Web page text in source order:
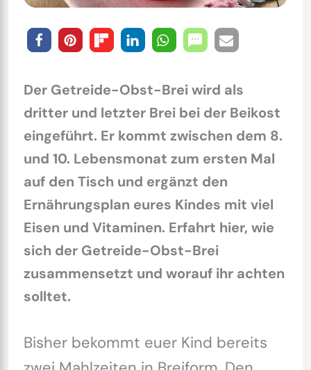
Der Getreide-Obst-Brei wird als
dritter und letzter Brei bei der Beikost
eingeführt. Er kommt zwischen dem 8.
und 10. Lebensmonat zum ersten Mal
auf den Tisch und ergänzt den
Ernährungsplan eures Kindes mit viel
Eisen und Vitaminen. Erfahrt hier, wie
sich der Getreide-Obst-Brei
zusammensetzt und worauf ihr achten
solltet.
Bisher bekommt euer Kind bereits